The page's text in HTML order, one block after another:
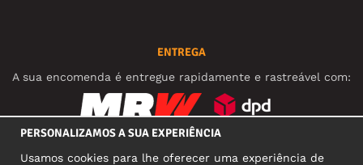
ENTREGA
A sua encomenda é entregue rapidamente e rastreável com:
PERSONALIZAMOS A SUA EXPERIÊNCIA
Usamos cookies para lhe oferecer uma experiência de